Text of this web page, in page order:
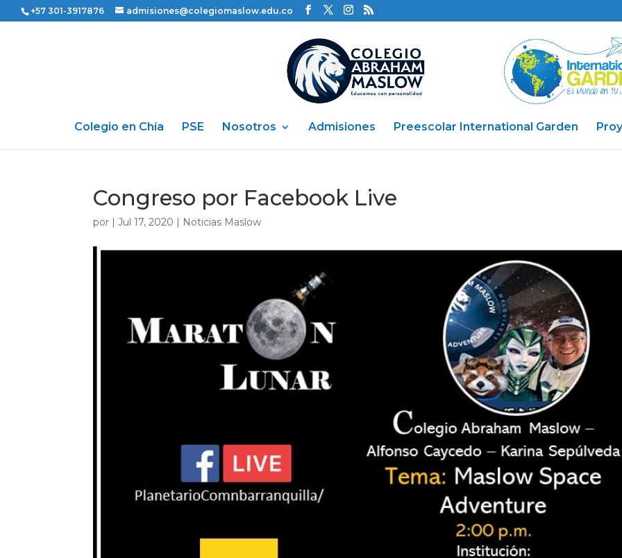
+57 301-3917876 admisiones@colegiomaslow.edu.co
Colegio en Chía PSE Nosotros Admisiones Preescolar International Garden
Congreso por Facebook Live
por |Jul 17, 2020 | Noticias Maslow